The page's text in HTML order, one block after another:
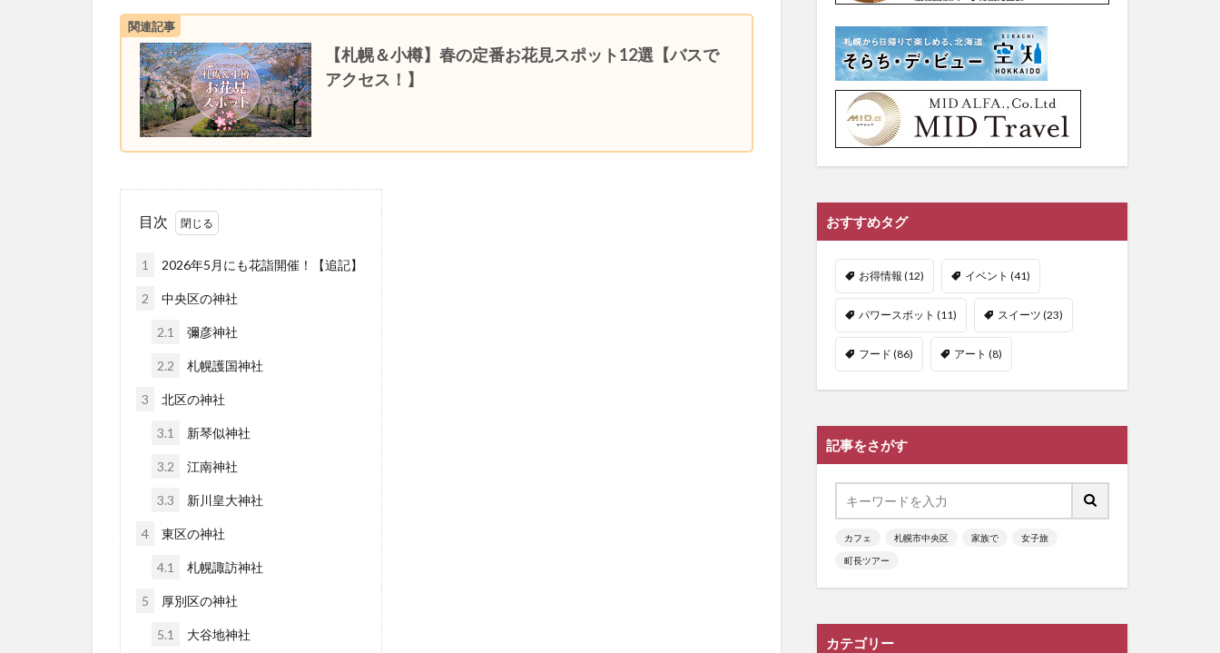
関連記事
【札幌＆小樽】春の定番お花見スポット12選【バスで
アクセス！】
目次
1 2026年5月にも花詣開催！【追記】
2 中央区の神社
2.1 彌彦神社
2.2 札幌護国神社
3 北区の神社
3.1 新琴似神社
3.2 江南神社
3.3 新川皇大神社
4 東区の神社
4.1 札幌諏訪神社
5 厚別区の神社
5.1 大谷地神社
おすすめタグ
お得情報 (12) イベント (41)
パワースポット (11) スイーツ (23)
フード (86) アート (8)
記事をさがす
カフェ 札幌市中央区 家族で 女子旅
町長ツアー
カテゴリー